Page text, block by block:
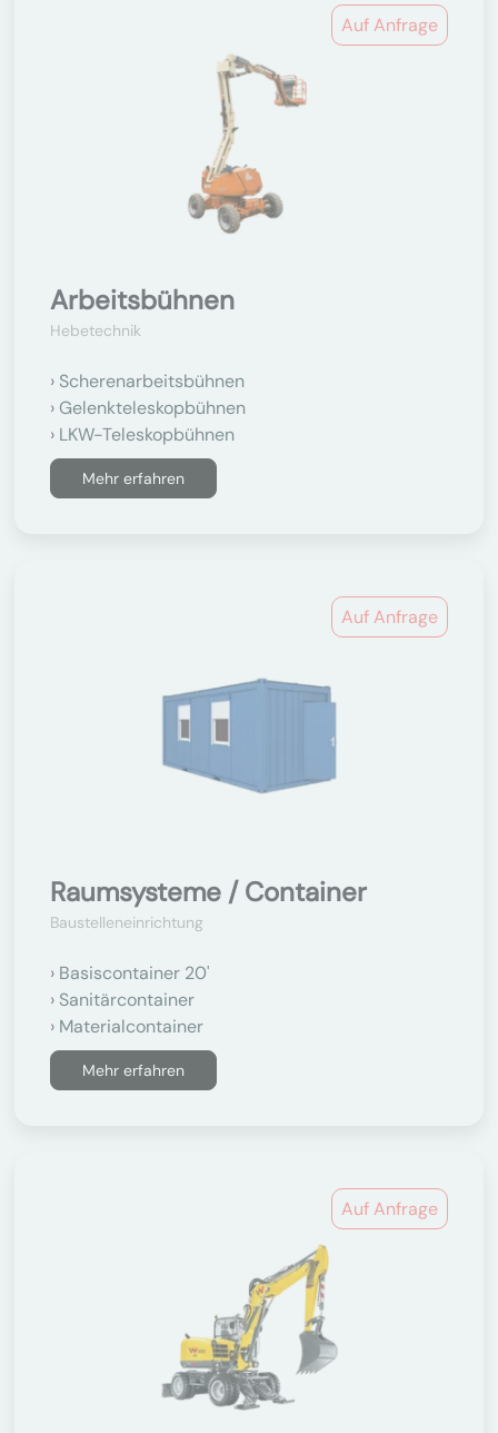
Auf Anfrage
Arbeitsbühnen
Hebetechnik
Scherenarbeitsbühnen
Gelenkteleskopbühnen
LKW-Teleskopbühnen
Mehr erfahren
Auf Anfrage
Raumsysteme / Container
Baustelleneinrichtung
Basiscontainer 20'
Sanitärcontainer
Materialcontainer
Mehr erfahren
Auf Anfrage